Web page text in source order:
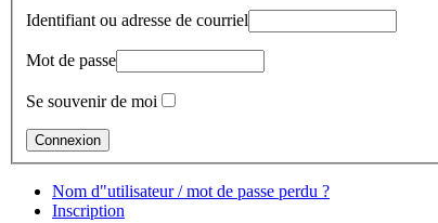
Identifiant ou adresse de courriel
Mot de passe
Se souvenir de moi
Nom d"utilisateur / mot de passe perdu ?
Inscription